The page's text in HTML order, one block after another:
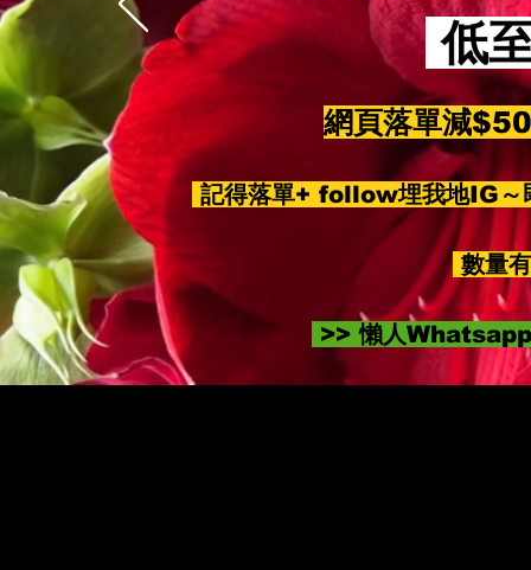
低
網頁落單減
記得落單+ follow埋我地IG～
數量
>> 懶人